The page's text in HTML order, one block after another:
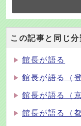
この記事と同じ
館長が語る
館長が語る（
館長が語る（
館長が語る（